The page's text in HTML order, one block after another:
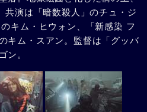
共演は「暗数殺人」のチュ・ジ
キム・ヒウォン、「新感染 フ
キム・スアン。監督は「グッバ
ン。